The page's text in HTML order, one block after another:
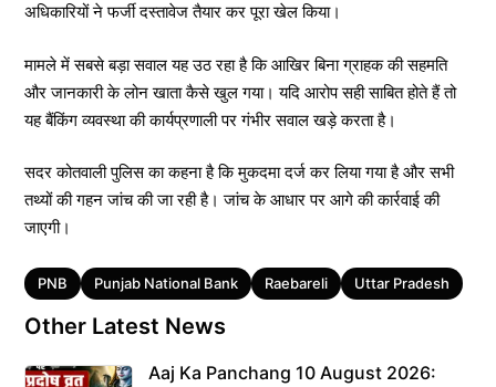
अधिकारियों ने फर्जी दस्तावेज तैयार कर पूरा खेल किया।
मामले में सबसे बड़ा सवाल यह उठ रहा है कि आखिर बिना ग्राहक की सहमति
और जानकारी के लोन खाता कैसे खुल गया। यदि आरोप सही साबित होते हैं तो
यह बैंकिंग व्यवस्था की कार्यप्रणाली पर गंभीर सवाल खड़े करता है।
सदर कोतवाली पुलिस का कहना है कि मुकदमा दर्ज कर लिया गया है और सभी
तथ्यों की गहन जांच की जा रही है। जांच के आधार पर आगे की कार्रवाई की
जाएगी।
Tags
PNB Punjab National Bank Raebareli Uttar Pradesh
Other Latest News
Aaj Ka Panchang 10 August 2026: